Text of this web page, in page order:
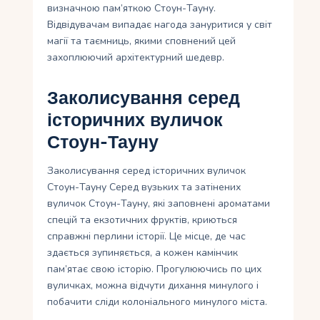
визначною пам’яткою Стоун-Тауну.
Відвідувачам випадає нагода зануритися у світ
магії та таємниць, якими сповнений цей
захоплюючий архітектурний шедевр.
Заколисування серед
історичних вуличок
Стоун-Тауну
Заколисування серед історичних вуличок
Стоун-Тауну Серед вузьких та затінених
вуличок Стоун-Тауну, які заповнені ароматами
спецій та екзотичних фруктів, криються
справжні перлини історії. Це місце, де час
здається зупиняється, а кожен камінчик
пам’ятає свою історію. Прогулюючись по цих
вуличках, можна відчути дихання минулого і
побачити сліди колоніального минулого міста.